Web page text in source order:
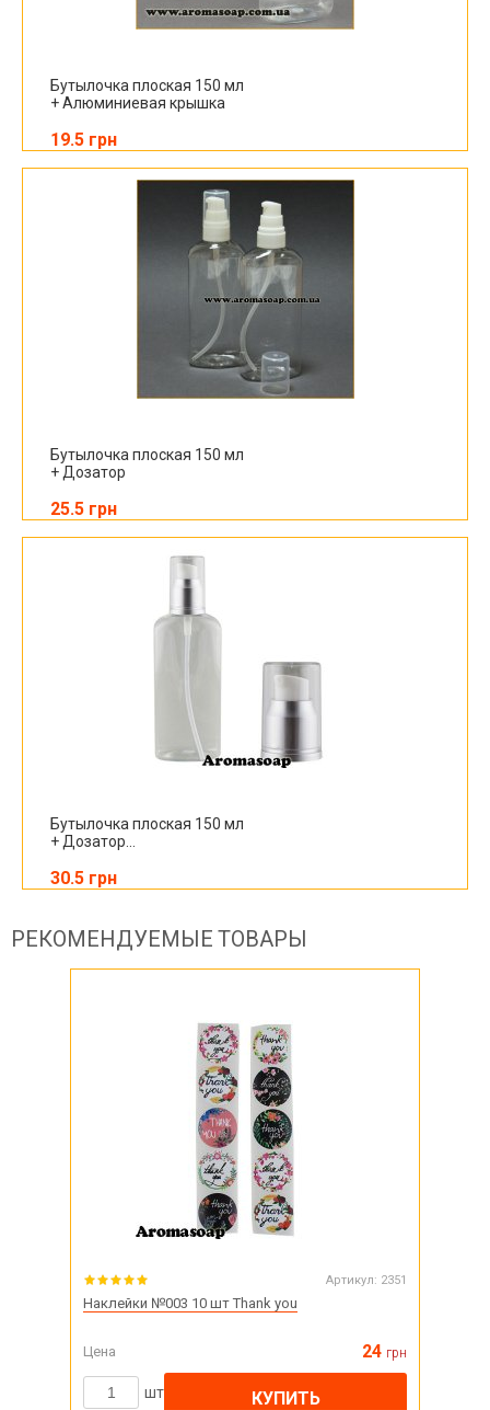
Бутылочка плоская 150 мл
+ Алюминиевая крышка
19.5 грн
Бутылочка плоская 150 мл
+ Дозатор
25.5 грн
Бутылочка плоская 150 мл
+ Дозатор...
30.5 грн
РЕКОМЕНДУЕМЫЕ ТОВАРЫ
Артикул: 2351
Наклейки №003 10 шт Thank you
Цена 24 грн
шт КУПИТЬ